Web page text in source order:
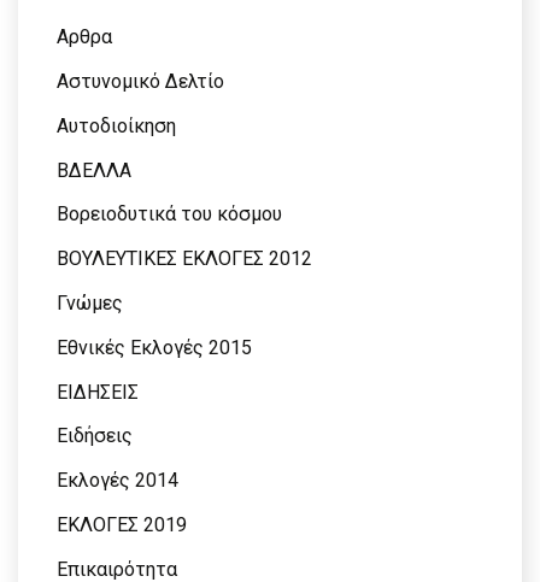
Αρθρα
Αστυνομικό Δελτίο
Αυτοδιοίκηση
ΒΔΕΛΛΑ
Βορειοδυτικά του κόσμου
ΒΟΥΛΕΥΤΙΚΕΣ ΕΚΛΟΓΕΣ 2012
Γνώμες
Εθνικές Εκλογές 2015
ΕΙΔΗΣΕΙΣ
Ειδήσεις
Εκλογές 2014
ΕΚΛΟΓΕΣ 2019
Επικαιρότητα